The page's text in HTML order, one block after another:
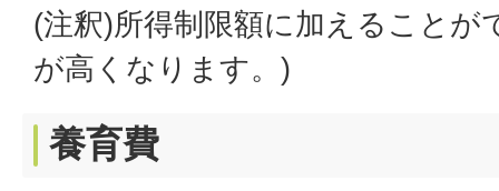
(注釈)所得制限額に加えることが
が高くなります。)
養育費